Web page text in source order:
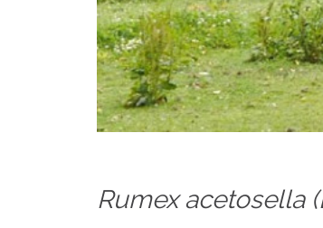
Rumex acetosella